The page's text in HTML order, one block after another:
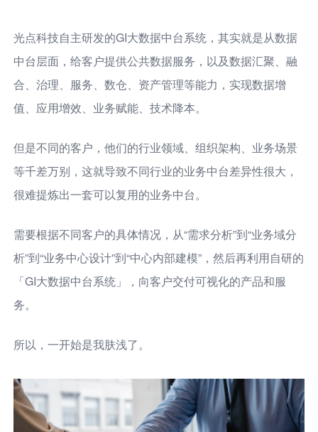
光点科技自主研发的GI大数据中台系统，其实就是从数据
中台层面，给客户提供公共数据服务，以及数据汇聚、融
合、治理、服务、数仓、资产管理等能力，实现数据增
值、应用增效、业务赋能、技术降本。
但是不同的客户，他们的行业领域、组织架构、业务场景
等千差万别，这就导致不同行业的业务中台差异性很大，
很难提炼出一套可以复用的业务中台。
需要根据不同客户的具体情况，从“需求分析”到“业务域分
析”到“业务中心设计”到“中心内部建模”，然后再利用自研的
「GI大数据中台系统」，向客户交付可视化的产品和服
务。
所以，一开始是我肤浅了。